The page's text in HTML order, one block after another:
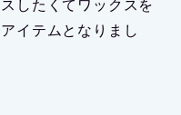
したくてワックスを
イテムとなりまし